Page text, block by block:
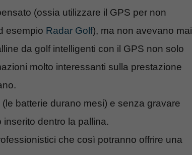
(ossia utilizzare il GPS per non
esempio Radar Golf), ma non avevano mai
da golf intelligenti con il GPS non solo
molto interessanti sulla prestazione
batterie durano mesi) e senza gravare
dentro la pallina.
che così potranno offrire una